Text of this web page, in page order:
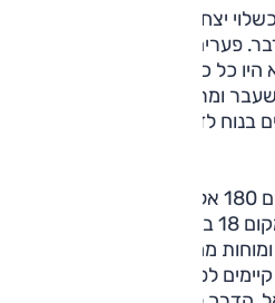
יצחק ז"ל טען ש"אף אחד לא
פערים סוציו אקנומיים בסוף
ה-80, תחילת ה-90 לא היו כל כך גדולים כפי שהם היום,
לדרוש מחירים דמיוניים; כי
בינינו, אולי זה אתם, מסתובבים 180 אלף איש בישראל המוגדרים
מיליונרים. ישראל מדורגת במקום 18 בעולם במדד העושר
מחוזרים. ואם נוסיף לזה
לפני עשרות שנים, על אף